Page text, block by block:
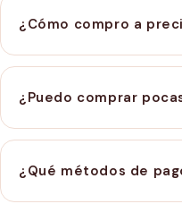
¿Cómo compro a
No necesitas registro ni
pieza.
¿Puedo comprar
Sí. Puedes comprar
¿Qué métodos de